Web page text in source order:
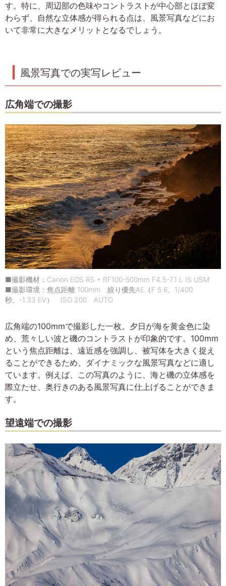
す。特に、周辺部の色味やコントラストが中心部とほぼ変
わらず、自然な立体感が得られる点は、風景写真などにお
いて非常に大きなメリットとなるでしょう。
風景写真での実写レビュー
広角端での撮影
■撮影機材：Canon EOS R5 + RF100-500mm F4.5-7.1 L IS USM
■撮影環境：焦点距離 100mm 絞り優先AE（F 5.6、1/400
秒、-1.33 EV） ISO 200 AUTO
広角端の100mmで撮影した一枚。夕日が海を黄金色に染
め、荒々しい波と磯のコントラストが印象的です。100mm
という焦点距離は、遠近感を強調し、被写体を大きく捉え
ることができるため、ダイナミックな風景写真などに適し
ています。例えば、この写真のように、海と磯の立体感を
際立たせ、奥行きのある風景写真に仕上げることができま
す。
望遠端での撮影